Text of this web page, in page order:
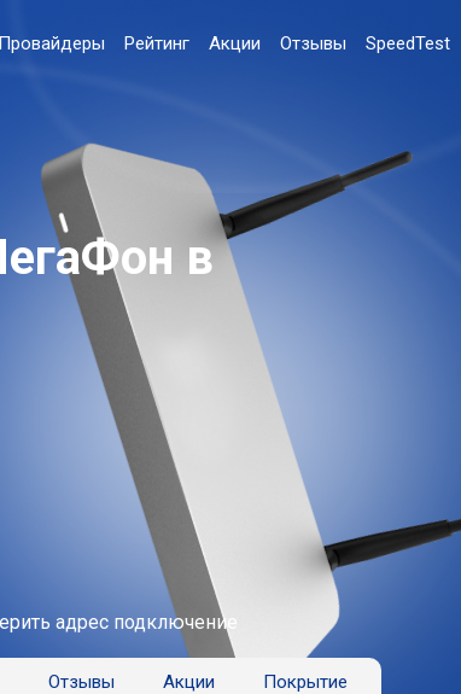
Провайдеры Рейтинг Акции Отзывы SpeedTest
в
адрес подключение
Отзывы Акции Покрытие